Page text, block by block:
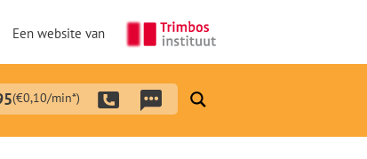
Een website van
(€0,10/min*)